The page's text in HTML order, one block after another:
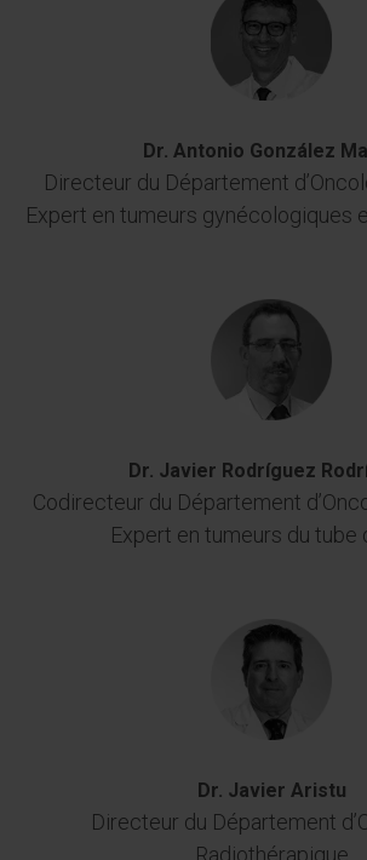
Dr. Antonio González
Directeur du Département
Expert en tumeurs gynécologiques
Dr. Javier Rodríguez
Codirecteur du Département
Expert en tumeurs du tube
Dr. Javier Aristu
Directeur du Département
Radiothérapique